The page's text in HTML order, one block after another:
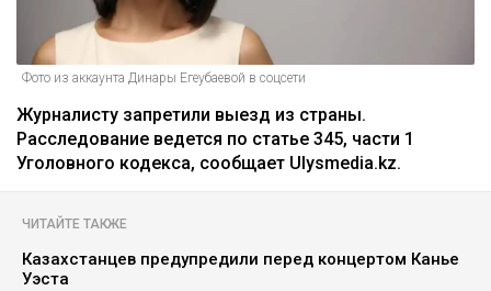
Фото из аккаунта Динары Егеубаевой в соцсети
Журналисту запретили выезд из страны.
Расследование ведется по статье 345, части 1
Уголовного кодекса, сообщает Ulysmedia.kz.
ЧИТАЙТЕ ТАКЖЕ
Казахстанцев предупредили перед концертом Канье
Уэста